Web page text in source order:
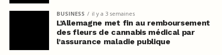
BUSINESS il y a 3 semaines
L’Allemagne met fin au remboursement
des fleurs de cannabis médical par
l’assurance maladie publique